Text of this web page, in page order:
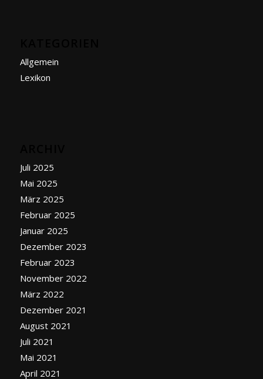
Allgemein
Lexikon
Juli 2025
Mai 2025
März 2025
Februar 2025
Januar 2025
Dezember 2023
Februar 2023
November 2022
März 2022
Dezember 2021
August 2021
Juli 2021
Mai 2021
April 2021